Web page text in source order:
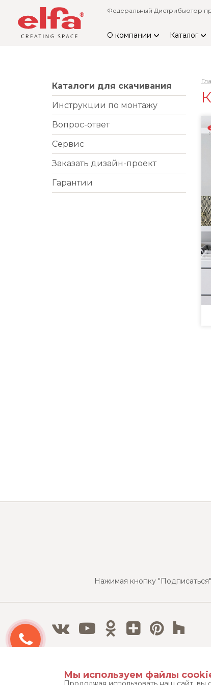
Федеральный Дистрибьютор
О компании Каталог
Каталоги для скачивания
Инструкции по монтажу
Вопрос-ответ
Сервис
Заказать дизайн-проект
Гарантии
Нажимая кнопку
Бесплатный 3D дизайн-проект
Мы используем файлы